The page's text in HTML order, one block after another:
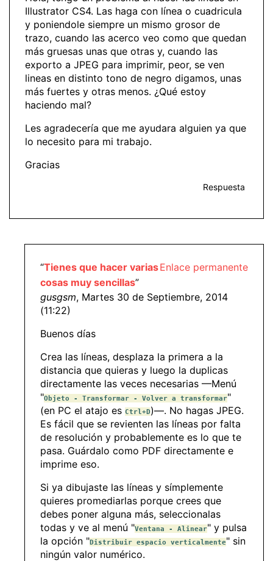
Illustrator CS4. Las haga con línea o cuadricula
y poniendole siempre un mismo grosor de
trazo, cuando las acerco veo como que quedan
más gruesas unas que otras y, cuando las
exporto a JPEG para imprimir, peor, se ven
lineas en distinto tono de negro digamos, unas
más fuertes y otras menos. ¿Qué estoy
haciendo mal?
Les agradecería que me ayudara alguien ya que
lo necesito para mi trabajo.
Gracias
Respuesta
Enlace permanente
“Tienes que hacer varias
cosas muy sencillas”
gusgsm, Martes 30 de Septiembre, 2014
(11:22)
Buenos días
Crea las líneas, desplaza la primera a la
distancia que quieras y luego la duplicas
directamente las veces necesarias —Menú
"Objeto - Transformar - Volver a transformar"
(en PC el atajo es Ctrl+D)—. No hagas JPEG.
Es fácil que se revienten las líneas por falta
de resolución y probablemente es lo que te
pasa. Guárdalo como PDF directamente e
imprime eso.
Si ya dibujaste las líneas y símplemente
quieres promediarlas porque crees que
debes poner alguna más, seleccionalas
todas y ve al menú "Ventana - Alinear" y pulsa
la opción "Distribuir espacio verticalmente" sin
ningún valor numérico.